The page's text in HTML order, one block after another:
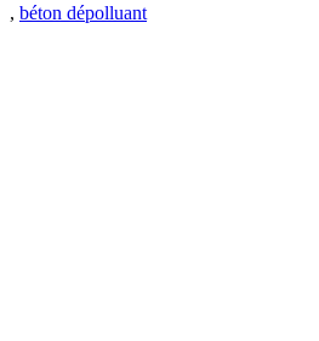
, béton dépolluant